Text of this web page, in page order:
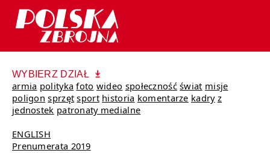
WYBIERZ DZIAŁ
armia polityka foto wideo społeczność świat misje
poligon sprzęt sport historia komentarze kadry z
jednostek patronaty medialne
ENGLISH
Prenumerata 2019